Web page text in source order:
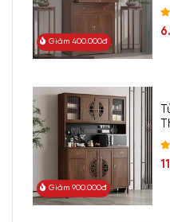
Mẫu tủ bếp chữ U kết hợp
phát huy tối đa ưu thế
bảo tính năng vừa tạo
Bởi lẽ, nó sẽ giúp tối ưu
thông và lưu trữ đồ mà
tích quá lớn, tạo ra sự hài
Bạn có thể bố trí nhiều
đựng đồ dùng, thực
Giảm 400.000đ
Giảm 900.000đ